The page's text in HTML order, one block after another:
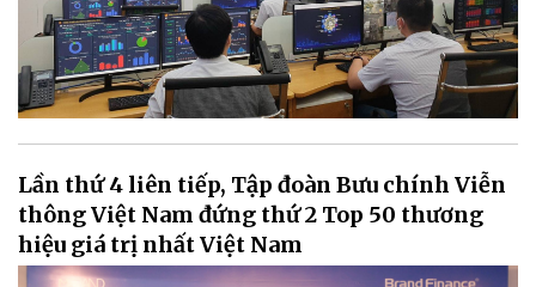
Lần thứ 4 liên tiếp, Tập đoàn Bưu chính Viễn
thông Việt Nam đứng thứ 2 Top 50 thương
hiệu giá trị nhất Việt Nam